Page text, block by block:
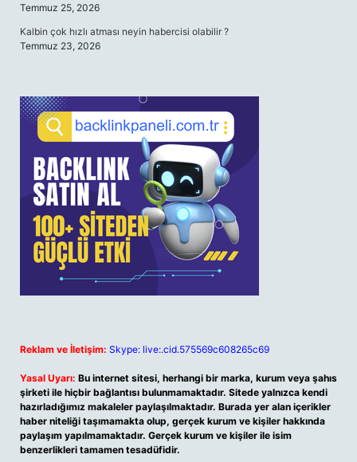
Temmuz 25, 2026
Kalbin çok hızlı atması neyin habercisi olabilir ?
Temmuz 23, 2026
Reklam ve İletişim: Skype: live:.cid.575569c608265c69
Yasal Uyarı: Bu internet sitesi, herhangi bir marka, kurum veya şahıs
şirketi ile hiçbir bağlantısı bulunmamaktadır. Sitede yalnızca kendi
hazırladığımız makaleler paylaşılmaktadır. Burada yer alan içerikler
haber niteliği taşımamakta olup, gerçek kurum ve kişiler hakkında
paylaşım yapılmamaktadır. Gerçek kurum ve kişiler ile isim
benzerlikleri tamamen tesadüfidir.